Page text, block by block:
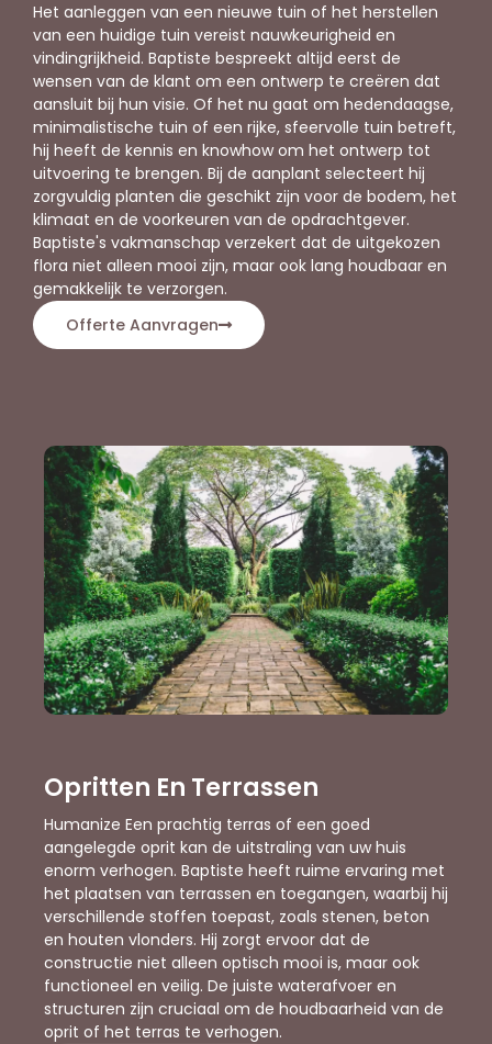
Het aanleggen van een nieuwe tuin of het herstellen
van een huidige tuin vereist nauwkeurigheid en
vindingrijkheid. Baptiste bespreekt altijd eerst de
wensen van de klant om een ontwerp te creëren dat
aansluit bij hun visie. Of het nu gaat om hedendaagse,
minimalistische tuin of een rijke, sfeervolle tuin betreft,
hij heeft de kennis en knowhow om het ontwerp tot
uitvoering te brengen. Bij de aanplant selecteert hij
zorgvuldig planten die geschikt zijn voor de bodem, het
klimaat en de voorkeuren van de opdrachtgever.
Baptiste's vakmanschap verzekert dat de uitgekozen
flora niet alleen mooi zijn, maar ook lang houdbaar en
gemakkelijk te verzorgen.
Offerte Aanvragen
Opritten En Terrassen
Humanize Een prachtig terras of een goed
aangelegde oprit kan de uitstraling van uw huis
enorm verhogen. Baptiste heeft ruime ervaring met
het plaatsen van terrassen en toegangen, waarbij hij
verschillende stoffen toepast, zoals stenen, beton
en houten vlonders. Hij zorgt ervoor dat de
constructie niet alleen optisch mooi is, maar ook
functioneel en veilig. De juiste waterafvoer en
structuren zijn cruciaal om de houdbaarheid van de
oprit of het terras te verhogen.